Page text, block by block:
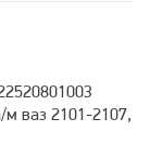
м ваз 2101-2107,